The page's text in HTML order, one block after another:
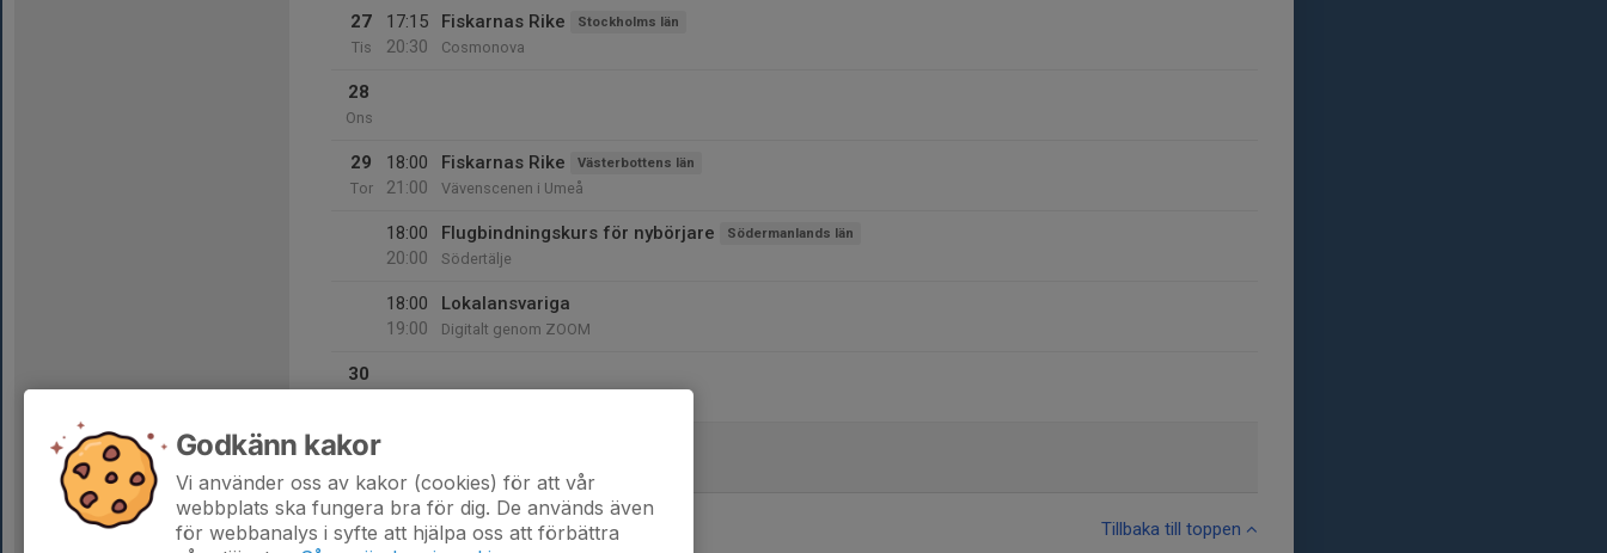
27
Tis
17:15
20:30
Fiskarnas Rike Stockholms län
Cosmonova
28
Ons
29
Tor
18:00
21:00
Fiskarnas Rike Västerbottens län
Vävenscenen i Umeå
18:00
20:00
Flugbindningskurs för nybörjare Södermanlands län
Södertälje
18:00
19:00
Lokalansvariga
Digitalt genom ZOOM
30
31
Tillbaka till toppen
Godkänn kakor
Vi använder oss av kakor (cookies) för att vår
webbplats ska fungera bra för dig. De används även
för webbanalys i syfte att hjälpa oss att förbättra